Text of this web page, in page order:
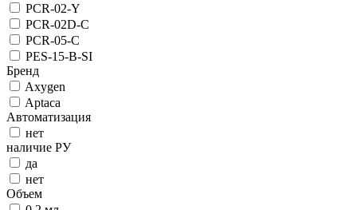
PCR-02-Y
PCR-02D-C
PCR-05-C
PES-15-B-SI
Бренд
Axygen
Aptaca
Автоматизация
нет
наличие РУ
да
нет
Объем